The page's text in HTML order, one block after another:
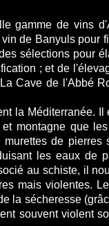
gamme de vins
de Banyuls
sélections pour
; et de
Cave de l'Abbé
la Méditerranée.
montagne que
de
les eaux de
au schiste, il
mais violentes.
la sécheresse
souvent violent